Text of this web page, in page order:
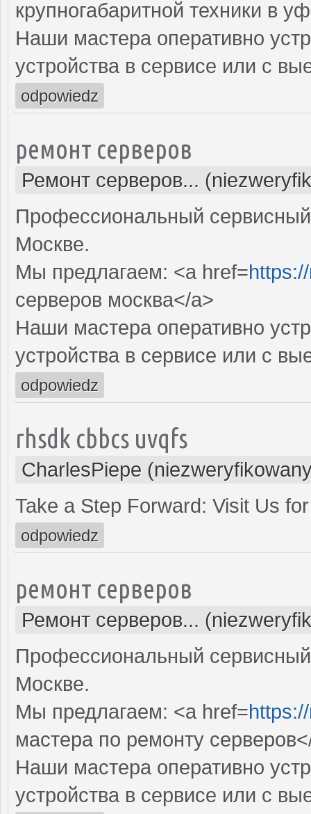
крупногабаритной техники в
Наши мастера оперативно
устройства в сервисе или с
odpowiedz
ремонт серверов
Ремонт серверов...
Профессиональный
Москве.
Мы предлагаем: <a href=
серверов москва</a>
Наши мастера оперативно
устройства в сервисе или с
odpowiedz
rhsdk cbbcs uvqfs
CharlesPiepe
Take a Step Forward: Visit Us
odpowiedz
ремонт серверов
Ремонт серверов...
Профессиональный
Москве.
Мы предлагаем: <a href=
мастера по ремонту
Наши мастера оперативно
устройства в сервисе или с